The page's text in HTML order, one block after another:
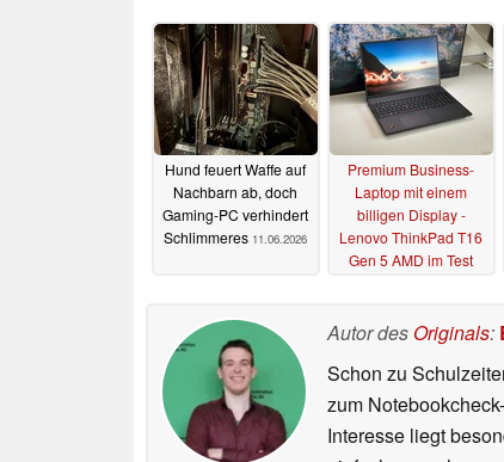
Hund feuert Waffe auf
Nachbarn ab, doch
Gaming-PC verhindert
Schlimmeres 11.06.2026
Premium Business-
Laptop mit einem
billigen Display -
Lenovo ThinkPad T16
Gen 5 AMD im Test
Autor des Originals:
Schon zu
zum
Interesse liegt